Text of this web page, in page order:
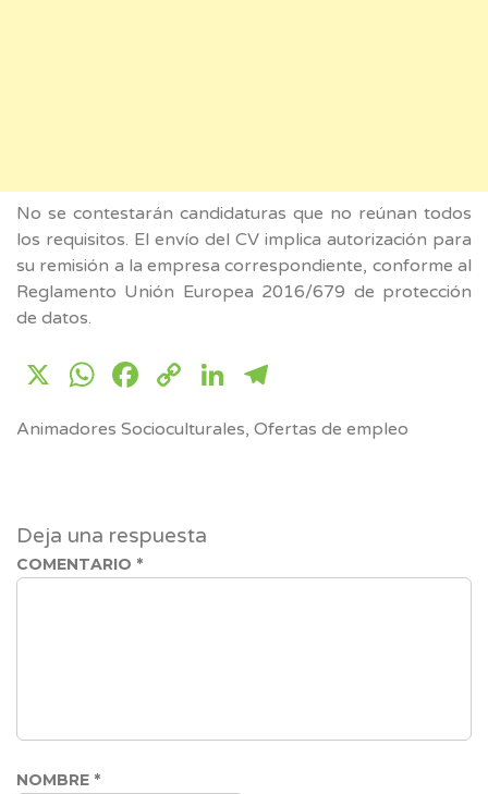
No se contestarán candidaturas que no reúnan todos
los requisitos. El envío del CV implica autorización para
su remisión a la empresa correspondiente, conforme al
Reglamento Unión Europea 2016/679 de protección
de datos.
X WhatsApp
Facebook
CopyLinkedIn
Animadores Socioculturales, Ofertas de empleo
Deja una respuesta
COMENTARIO *
NOMBRE *